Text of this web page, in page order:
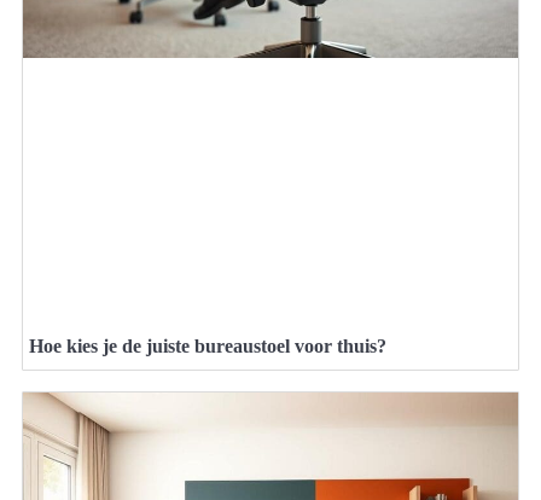
Hoe kies je de juiste bureaustoel voor thuis?